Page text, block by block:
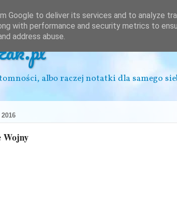
albo raczej notatki dla samego
Wojny
Google to deliver its services and to analyze
with performance and security metrics to
address abuse.